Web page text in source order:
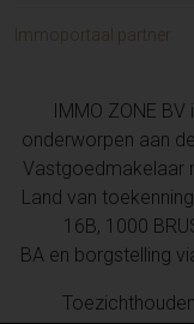
Immoportaal partner
IMMO ZONE
onderworpen aan de
Vastgoedmakelaar
Land van
16B, 1000
BA en borgstelling